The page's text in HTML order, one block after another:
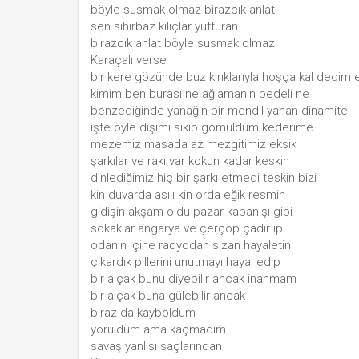
böyle susmak olmaz birazcık anlat
sen sihirbaz kılıçlar yutturan
birazcık anlat böyle susmak olmaz
Karaçalı verse
bir kere gözünde buz kırıklarıyla hoşça kal dedim
kimim ben burası ne ağlamanın bedeli ne
benzediğinde yanağın bir mendil yanan dinamite
işte öyle dişimi sıkıp gömüldüm kederime
mezemiz masada az mezgitimiz eksik
şarkılar ve rakı var kokun kadar keskin
dinlediğimiz hiç bir şarkı etmedi teskin bizi
kin duvarda asılı kin orda eğik resmin
gidişin akşam oldu pazar kapanışı gibi
sokaklar angarya ve çerçöp çadır ipi
odanın içine radyodan sızan hayaletin
çıkardık pillerini unutmayı hayal edip
bir alçak bunu diyebilir ancak inanmam
bir alçak buna gülebilir ancak
biraz da kayboldum
yoruldum ama kaçmadım
savaş yanlısı saçlarından